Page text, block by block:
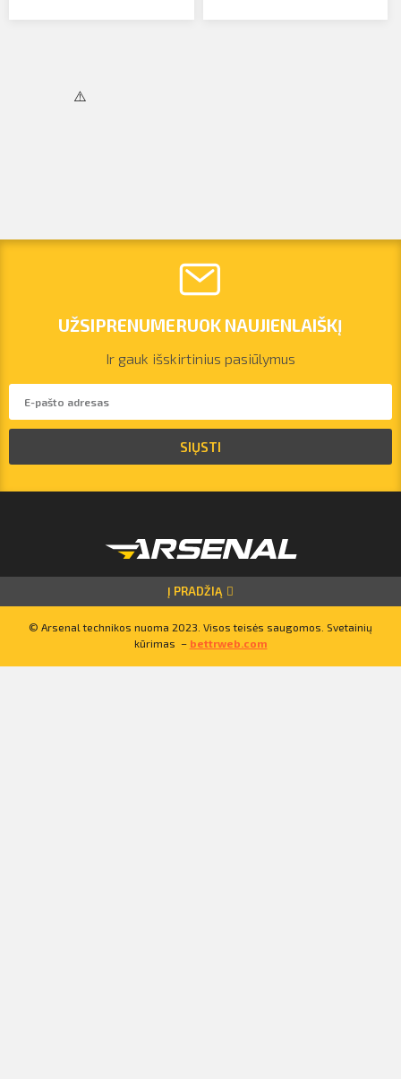
vilnius@arsenalrent.com
+37067455935
UŽSIPRENUMERUOK NAUJIENLAIŠKĮ
Ir gauk išskirtinius pasiūlymus
SIŲSTI
Į PRADŽIĄ
© Arsenal technikos nuoma 2023. Visos teisės saugomos. Svetainių
kūrimas – bettrweb.com